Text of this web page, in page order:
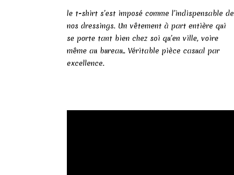
le t-shirt s’est imposé comme l’indispensable de
nos dressings. Un vêtement à part entière qui
se porte tant bien chez soi qu’en ville, voire
même au bureau.. Véritable pièce casual par
excellence.